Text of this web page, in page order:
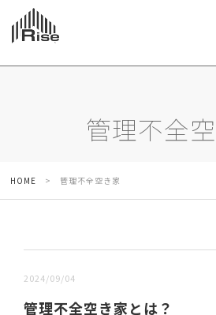
管理不全
HOME > 管理不全空き家
2024/09/04
管理不全空き家とは？